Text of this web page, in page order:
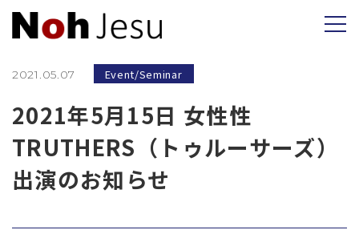
2021.05.07 Event/Seminar
2021年5月15日 女性性
TRUTHERS（トゥルーサーズ）
出演のお知らせ